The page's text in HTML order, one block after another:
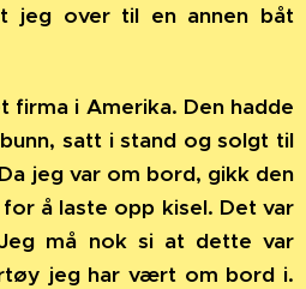
jeg over til en annen båt
firma i Amerika. Den hadde
satt i stand og solgt til
jeg var om bord, gikk den
å laste opp kisel. Det var
må nok si at dette var
jeg har vært om bord i.